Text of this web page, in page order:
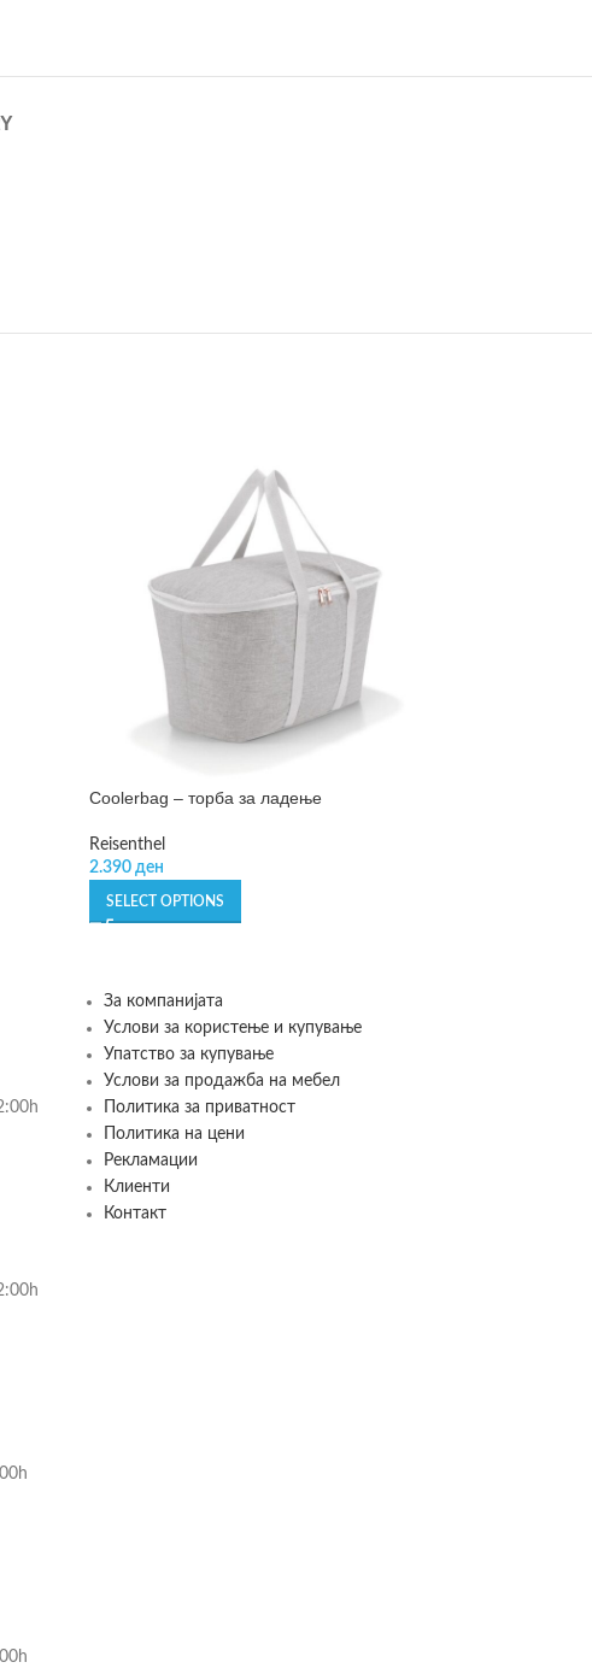
Coolerbag – торба за ладење
Reisenthel
2.390 ден
SELECT OPTIONS
За компанијата
Услови за користење и купување
Упатство за купување
Услови за продажба на мебел
Политика за приватност
Политика на цени
Рекламации
Клиенти
Контакт